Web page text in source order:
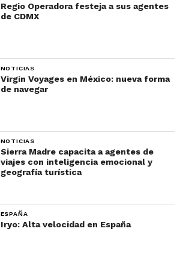
Regio Operadora festeja a sus agentes
de CDMX
NOTICIAS
Virgin Voyages en México: nueva forma
de navegar
NOTICIAS
Sierra Madre capacita a agentes de
viajes con inteligencia emocional y
geografía turística
ESPAÑA
Iryo: Alta velocidad en España